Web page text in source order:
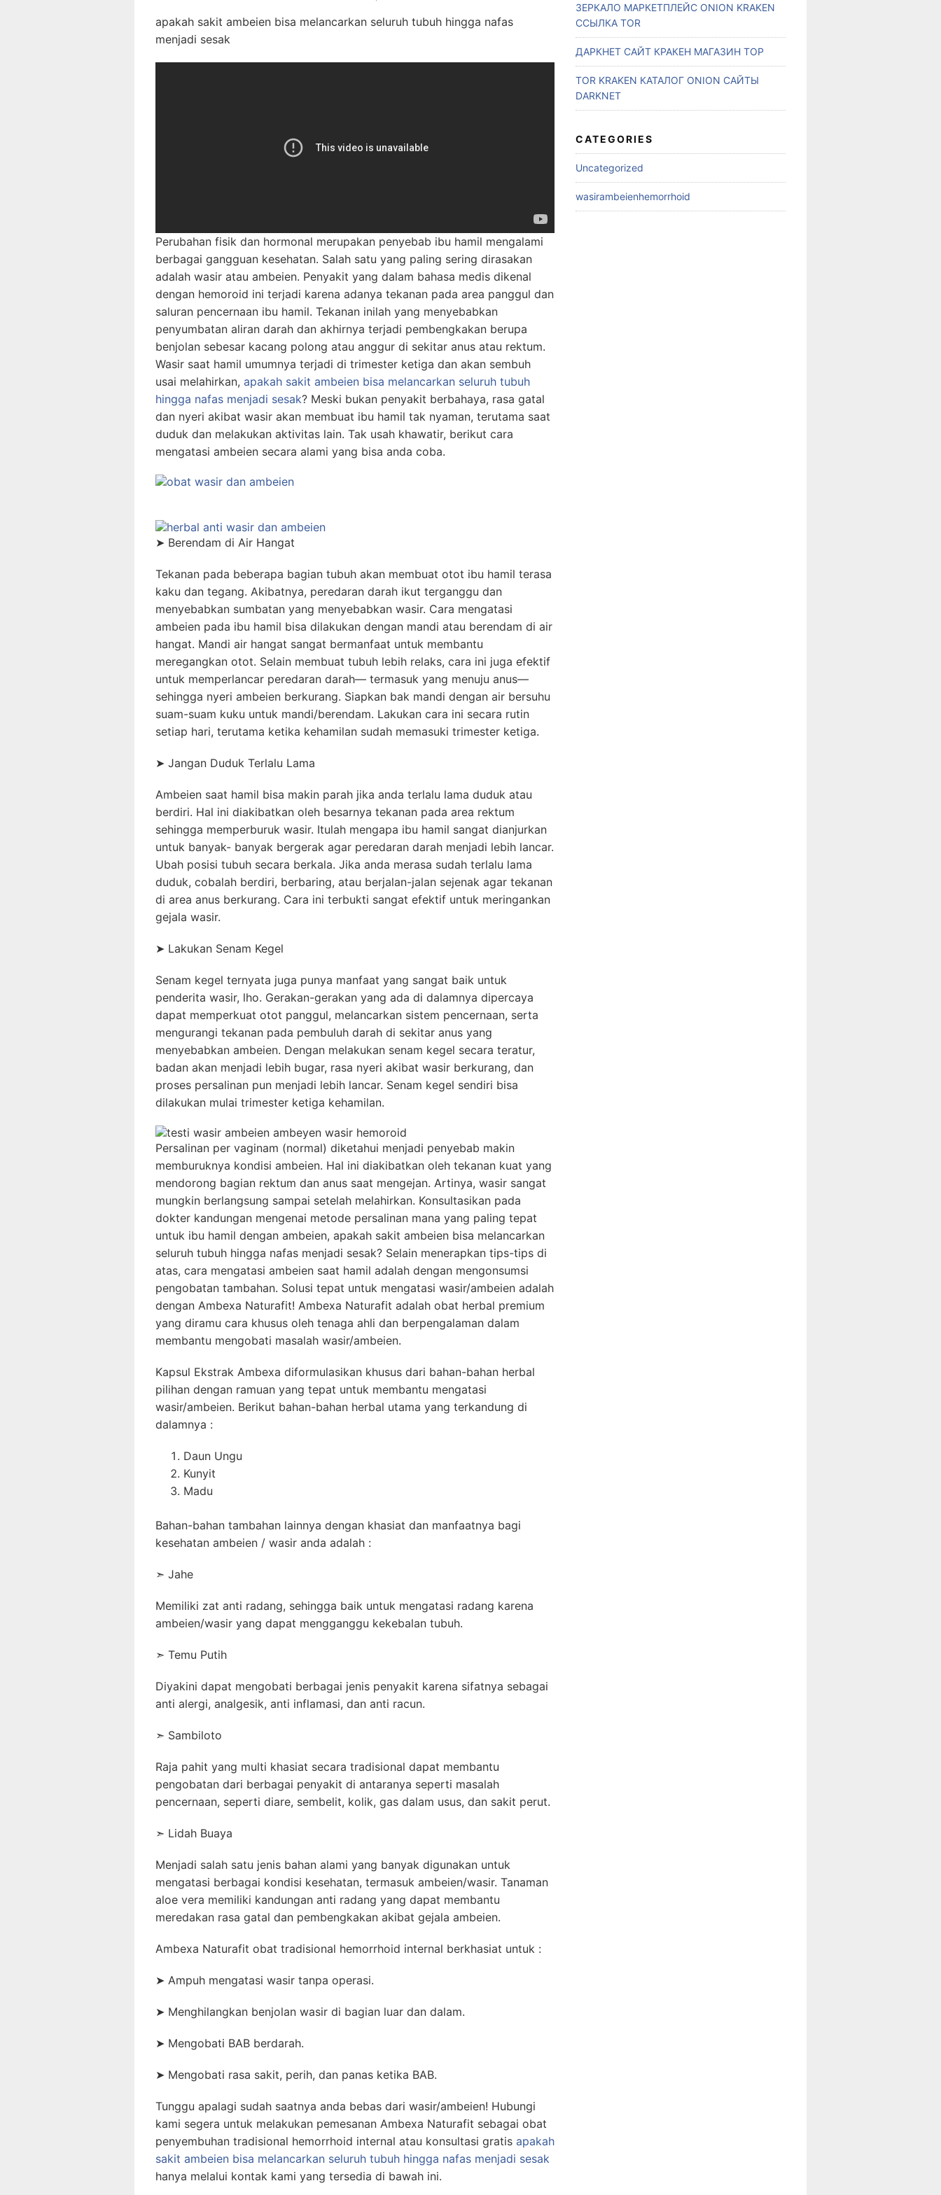
apakah sakit ambeien bisa melancarkan seluruh tubuh hingga nafas
menjadi sesak
Perubahan fisik dan hormonal merupakan penyebab ibu hamil mengalami
berbagai gangguan kesehatan. Salah satu yang paling sering dirasakan
adalah wasir atau ambeien. Penyakit yang dalam bahasa medis dikenal
dengan hemoroid ini terjadi karena adanya tekanan pada area panggul dan
saluran pencernaan ibu hamil. Tekanan inilah yang menyebabkan
penyumbatan aliran darah dan akhirnya terjadi pembengkakan berupa
benjolan sebesar kacang polong atau anggur di sekitar anus atau rektum.
Wasir saat hamil umumnya terjadi di trimester ketiga dan akan sembuh
usai melahirkan, apakah sakit ambeien bisa melancarkan seluruh tubuh
hingga nafas menjadi sesak? Meski bukan penyakit berbahaya, rasa gatal
dan nyeri akibat wasir akan membuat ibu hamil tak nyaman, terutama saat
duduk dan melakukan aktivitas lain. Tak usah khawatir, berikut cara
mengatasi ambeien secara alami yang bisa anda coba.
➤ Berendam di Air Hangat
Tekanan pada beberapa bagian tubuh akan membuat otot ibu hamil terasa
kaku dan tegang. Akibatnya, peredaran darah ikut terganggu dan
menyebabkan sumbatan yang menyebabkan wasir. Cara mengatasi
ambeien pada ibu hamil bisa dilakukan dengan mandi atau berendam di air
hangat. Mandi air hangat sangat bermanfaat untuk membantu
meregangkan otot. Selain membuat tubuh lebih relaks, cara ini juga efektif
untuk memperlancar peredaran darah— termasuk yang menuju anus—
sehingga nyeri ambeien berkurang. Siapkan bak mandi dengan air bersuhu
suam-suam kuku untuk mandi/berendam. Lakukan cara ini secara rutin
setiap hari, terutama ketika kehamilan sudah memasuki trimester ketiga.
➤ Jangan Duduk Terlalu Lama
Ambeien saat hamil bisa makin parah jika anda terlalu lama duduk atau
berdiri. Hal ini diakibatkan oleh besarnya tekanan pada area rektum
sehingga memperburuk wasir. Itulah mengapa ibu hamil sangat dianjurkan
untuk banyak- banyak bergerak agar peredaran darah menjadi lebih lancar.
Ubah posisi tubuh secara berkala. Jika anda merasa sudah terlalu lama
duduk, cobalah berdiri, berbaring, atau berjalan-jalan sejenak agar tekanan
di area anus berkurang. Cara ini terbukti sangat efektif untuk meringankan
gejala wasir.
➤ Lakukan Senam Kegel
Senam kegel ternyata juga punya manfaat yang sangat baik untuk
penderita wasir, lho. Gerakan-gerakan yang ada di dalamnya dipercaya
dapat memperkuat otot panggul, melancarkan sistem pencernaan, serta
mengurangi tekanan pada pembuluh darah di sekitar anus yang
menyebabkan ambeien. Dengan melakukan senam kegel secara teratur,
badan akan menjadi lebih bugar, rasa nyeri akibat wasir berkurang, dan
proses persalinan pun menjadi lebih lancar. Senam kegel sendiri bisa
dilakukan mulai trimester ketiga kehamilan.
Persalinan per vaginam (normal) diketahui menjadi penyebab makin
memburuknya kondisi ambeien. Hal ini diakibatkan oleh tekanan kuat yang
mendorong bagian rektum dan anus saat mengejan. Artinya, wasir sangat
mungkin berlangsung sampai setelah melahirkan. Konsultasikan pada
dokter kandungan mengenai metode persalinan mana yang paling tepat
untuk ibu hamil dengan ambeien, apakah sakit ambeien bisa melancarkan
seluruh tubuh hingga nafas menjadi sesak? Selain menerapkan tips-tips di
atas, cara mengatasi ambeien saat hamil adalah dengan mengonsumsi
pengobatan tambahan. Solusi tepat untuk mengatasi wasir/ambeien adalah
dengan Ambexa Naturafit! Ambexa Naturafit adalah obat herbal premium
yang diramu cara khusus oleh tenaga ahli dan berpengalaman dalam
membantu mengobati masalah wasir/ambeien.
Kapsul Ekstrak Ambexa diformulasikan khusus dari bahan-bahan herbal
pilihan dengan ramuan yang tepat untuk membantu mengatasi
wasir/ambeien. Berikut bahan-bahan herbal utama yang terkandung di
dalamnya :
Daun Ungu
Kunyit
Madu
Bahan-bahan tambahan lainnya dengan khasiat dan manfaatnya bagi
kesehatan ambeien / wasir anda adalah :
➣ Jahe
Memiliki zat anti radang, sehingga baik untuk mengatasi radang karena
ambeien/wasir yang dapat mengganggu kekebalan tubuh.
➣ Temu Putih
Diyakini dapat mengobati berbagai jenis penyakit karena sifatnya sebagai
anti alergi, analgesik, anti inflamasi, dan anti racun.
➣ Sambiloto
Raja pahit yang multi khasiat secara tradisional dapat membantu
pengobatan dari berbagai penyakit di antaranya seperti masalah
pencernaan, seperti diare, sembelit, kolik, gas dalam usus, dan sakit perut.
➣ Lidah Buaya
Menjadi salah satu jenis bahan alami yang banyak digunakan untuk
mengatasi berbagai kondisi kesehatan, termasuk ambeien/wasir. Tanaman
aloe vera memiliki kandungan anti radang yang dapat membantu
meredakan rasa gatal dan pembengkakan akibat gejala ambeien.
Ambexa Naturafit obat tradisional hemorrhoid internal berkhasiat untuk :
➤ Ampuh mengatasi wasir tanpa operasi.
➤ Menghilangkan benjolan wasir di bagian luar dan dalam.
➤ Mengobati BAB berdarah.
➤ Mengobati rasa sakit, perih, dan panas ketika BAB.
Tunggu apalagi sudah saatnya anda bebas dari wasir/ambeien! Hubungi
kami segera untuk melakukan pemesanan Ambexa Naturafit sebagai obat
penyembuhan tradisional hemorrhoid internal atau konsultasi gratis apakah
sakit ambeien bisa melancarkan seluruh tubuh hingga nafas menjadi sesak
hanya melalui kontak kami yang tersedia di bawah ini.
ЗЕРКАЛО МАРКЕТПЛЕЙС ONION KRAKEN
ССЫЛКА TOR
ДАРКНЕТ САЙТ КРАКЕН МАГАЗИН ТОР
TOR KRAKEN КАТАЛОГ ONION САЙТЫ
DARKNET
CATEGORIES
Uncategorized
wasirambeienhemorrhoid